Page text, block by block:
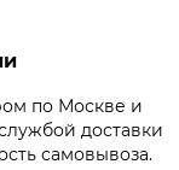
по Москве и
доставки
самовывоза.